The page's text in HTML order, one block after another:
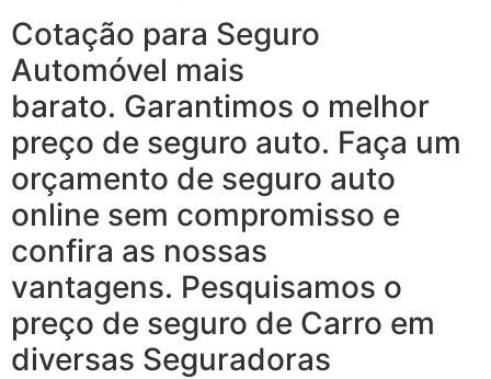
Cotação para Seguro
Automóvel mais
barato. Garantimos o melhor
preço de seguro auto. Faça um
orçamento de seguro auto
online sem compromisso e
confira as nossas
vantagens. Pesquisamos o
preço de seguro de Carro em
diversas Seguradoras